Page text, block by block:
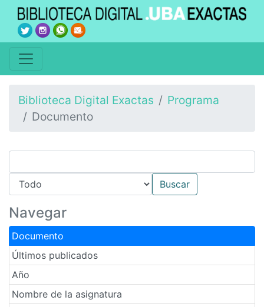
Biblioteca Digital Exactas
Programa
Documento
Navegar
Documento
Últimos publicados
Año
Nombre de la asignatura